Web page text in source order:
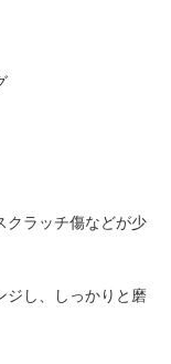
クラッチ傷などが少
ジし、しっかりと磨